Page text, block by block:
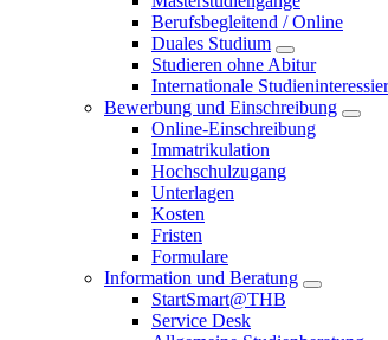
Berufsbegleitend / Online
Duales Studium
Studieren ohne Abitur
Internationale
Bewerbung und Einschreibung
Online-Einschreibung
Immatrikulation
Hochschulzugang
Unterlagen
Kosten
Fristen
Formulare
Information und Beratung
StartSmart@THB
Service Desk